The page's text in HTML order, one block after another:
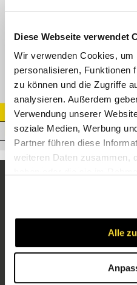
Diese Webseite verwendet
Wir verwenden Cookies, um
personalisieren, Funktionen
zu können und die Zugriffe
analysieren. Außerdem
Verwendung unserer
soziale Medien, Werbung
Partner führen diese
weiteren Daten zusammen,
Alle
Kuppelbarkeit: Unter Druck kuppelbar
Arbeitsdruck: 300 - 400 bar (bei 3-
Artikel Nr.
3D C.3FFV34GASM